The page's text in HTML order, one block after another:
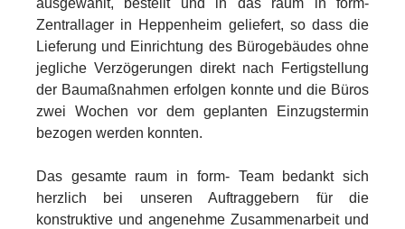
ausgewählt, bestellt und in das raum in form-
Zentrallager in Heppenheim geliefert, so dass die
Lieferung und Einrichtung des Bürogebäudes ohne
jegliche Verzögerungen direkt nach Fertigstellung
der Baumaßnahmen erfolgen konnte und die Büros
zwei Wochen vor dem geplanten Einzugstermin
bezogen werden konnten.
Das gesamte raum in form- Team bedankt sich
herzlich bei unseren Auftraggebern für die
konstruktive und angenehme Zusammenarbeit und